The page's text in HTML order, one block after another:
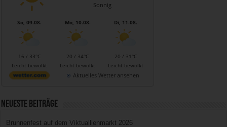
Sonnig
So, 09.08.
16 / 33°C
Leicht bewölkt
Mo, 10.08.
20 / 34°C
Leicht bewölkt
Di, 11.08.
20 / 31°C
Leicht bewölkt
Aktuelles Wetter ansehen
Neueste Beiträge
Brunnenfest auf dem Viktuallienmarkt 2026